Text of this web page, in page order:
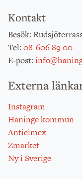
Kontakt
Besök:
Tel: 08-606 89 00
E-post:
Externa
Instagram
Haninge kommun
Anticimex
Zmarket
Ny i Sverige